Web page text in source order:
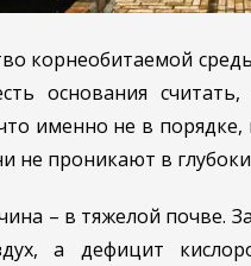
корнеобитаемой
основания считать,
именно не в
не проникают в
– в тяжелой почве.
а дефицит